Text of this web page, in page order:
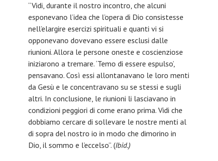
“Vidi, durante il nostro incontro, che alcuni
esponevano l’idea che l’opera di Dio consistesse
nell’elargire esercizi spirituali e quanti vi si
opponevano dovevano essere esclusi dalle
riunioni. Allora le persone oneste e coscienziose
iniziarono a tremare. ‘Temo di essere espulso’,
pensavano. Così essi allontanavano le loro menti
da Gesù e le concentravano su se stessi e sugli
altri. In conclusione, le riunioni li lasciavano in
condizioni peggiori di come erano prima. Vidi che
dobbiamo cercare di sollevare le nostre menti al
di sopra del nostro io in modo che dimorino in
Dio, il sommo e l’eccelso”. (Ibid.)